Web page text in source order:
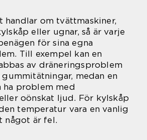
handlar om tvättmaskiner,
eller ugnar, så är varje
för sina egna
Till exempel kan en
av dräneringsproblem
medan en
ha problem med
oönskat ljud. För kylskåp
temperatur vara en vanlig
något är fel.